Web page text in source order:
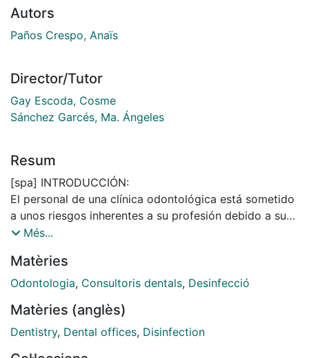
Autors
Paños Crespo, Anaïs
Director/Tutor
Gay Escoda, Cosme
Sánchez Garcés, Ma. Ángeles
Resum
[spa] INTRODUCCIÓN:
El personal de una clínica odontológica está sometido
a unos riesgos inherentes a su profesión debido a su
contacto estrecho con los pacientes y a la generación
transmisión. Ante este escenario, en 2020 el Consejo
General de Dentistas elaboró el documento
OSEMIA” dando lugar al análisis de fórmulas
emergentes que permitieran una práctica clínica más
Més...
Matèries
Odontologia, Consultoris dentals, Desinfecció
Matèries (anglès)
Dentistry, Dental offices, Disinfection